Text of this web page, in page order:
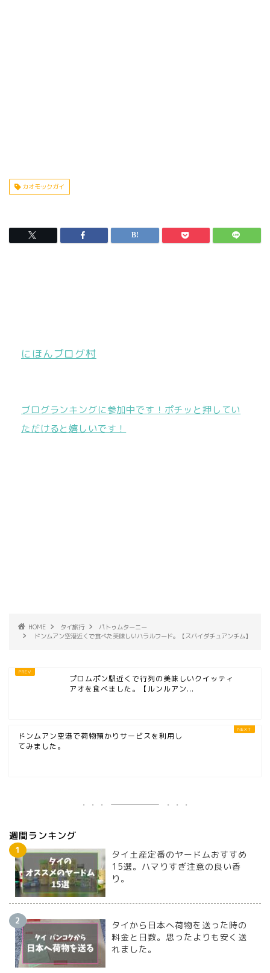
カオモックガイ
にほんブログ村
ブログランキングに参加中です！ポチッと押してい
ただけると嬉しいです！
HOME タイ旅行
パトゥムターニー
ドンムアン空港近くで食べた美味しいハラルフード。【スバイダチュアンチム】
プロムポン駅近くで行列の美味しいクイッティ
アオを食べました。【ルンルアン...
ドンムアン空港で荷物預かりサービスを利用し
てみました。
週間ランキング
タイ土産定番のヤードムおすすめ
15選。ハマりすぎ注意の良い香
り。
タイから日本へ荷物を送った時の
料金と日数。思ったよりも安く送
れました。